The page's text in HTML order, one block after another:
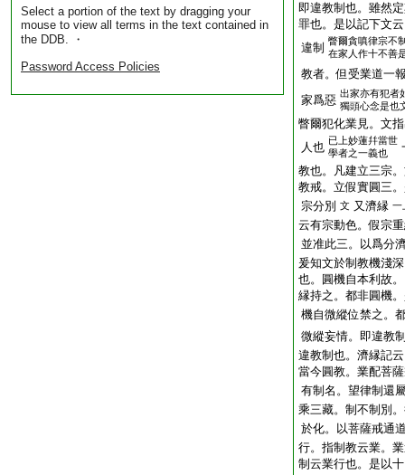
Select a portion of the text by dragging your
mouse to view all terms in the text contained in
the DDB. ・
Password Access Policies
即違教制也。雖然
罪也。是以記下文
違制 瞥爾貪嗔律宗不
在家人作十不善
教者。但受業道一
家爲惡 出家亦有犯者
獨頭心念是也
瞥爾犯化業見。文
人也 已上妙蓮幷當世
學者之一義也
教也。凡建立三宗
教戒。立假實圓三
宗分別 文 又濟縁 一
云有宗動色。假宗
並准此三。以爲分
爰知文於制教機淺
也。圓機自本利故
縁持之。都非圓機
機自微縱位禁之。
微縱妄情。即違教
違教制也。濟縁記
當今圓教。業配菩
有制名。望律制還
乘三藏。制不制別
於化。以菩薩戒通
行。指制教云業。
制云業行也。是以